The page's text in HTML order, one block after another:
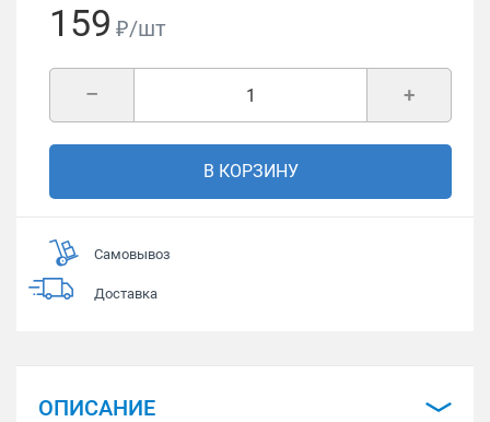
159 ₽/шт
+
–
В КОРЗИНУ
Самовывоз
Доставка
ОПИСАНИЕ